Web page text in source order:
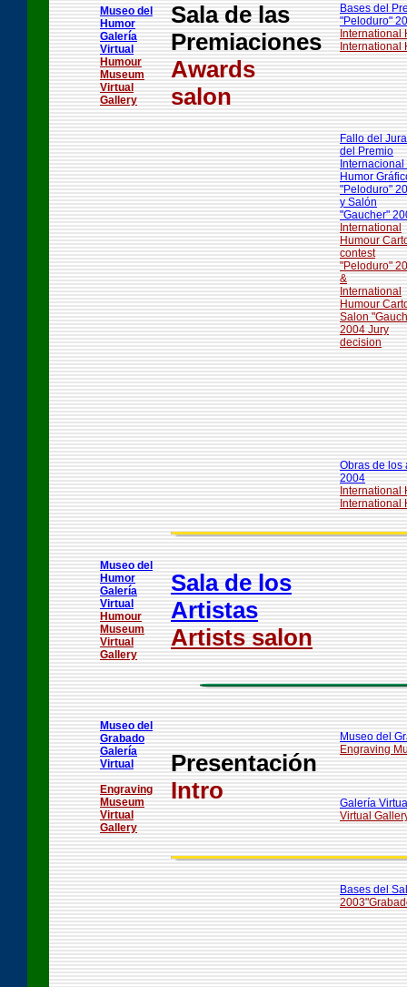
Museo del
Humor
Galería
Virtual
Humour
Museum
Virtual
Gallery
Sala de las
Premiaciones
Awards
salon
Bases del
"Peloduro"
International
International
Fallo del
del Premio
Internacional
Humor
"Peloduro"
y Salón
"Gaucher"
International
Humour
contest
"Peloduro"
&
International
Humour
Salon
2004 Jury
decision
Obras de los
2004
International
International
Museo del
Humor
Galería
Virtual
Humour
Museum
Virtual
Gallery
Sala de los
Artistas
Artists salon
Museo del
Grabado
Galería
Virtual
Engraving
Museum
Virtual
Gallery
Presentación
Intro
Museo del
Engraving
Galería
Virtual
Bases del